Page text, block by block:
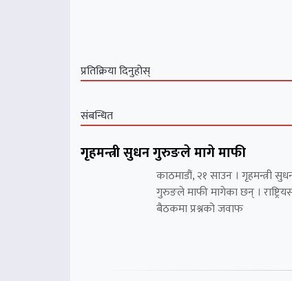
प्रतिक्रिया दिनुहोस्
संबन्धित
गृहमन्त्री सुधन गुरुङले मागे माफी
काठमाडौं, २१ साउन । गृहमन्त्री
गुरुङले माफी मागेका छन् ।
बैठकमा प्रश्नको जवाफ